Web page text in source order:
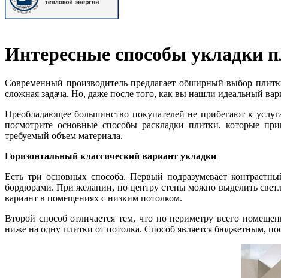
Интересные способы укладки
Современный производитель предлагает обширный выбор
сложная задача. Но, даже после того, как вы нашли идеальный
Преобладающее большинство покупателей не прибегают к
посмотрите основные способы раскладки плитки, которые
требуемый объем материала.
Горизонтальный классический вариант укладки
Есть три основных способа. Первый подразумевает
бордюрами. При желании, по центру стены можно выделить
вариант в помещениях с низким потолком.
Второй способ отличается тем, что по периметру всего
ниже на одну плитки от потолка. Способ является бюджетным,